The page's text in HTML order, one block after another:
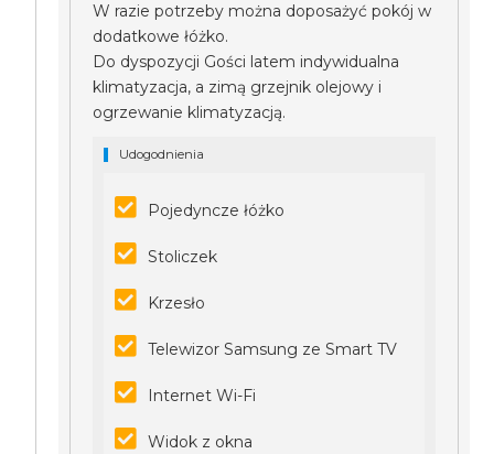
W razie potrzeby można doposażyć pokój w
dodatkowe łóżko.
Do dyspozycji Gości latem indywidualna
klimatyzacja, a zimą grzejnik olejowy i
ogrzewanie klimatyzacją.
Udogodnienia
Pojedyncze łóżko
Stoliczek
Krzesło
Telewizor Samsung ze Smart TV
Internet Wi-Fi
Widok z okna